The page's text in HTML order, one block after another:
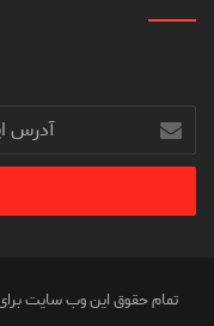
آدرس
ایمیل
خود
وارد
تمام حقوق این وب سایت